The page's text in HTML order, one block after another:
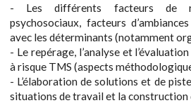
- Les différents facteurs de
psychosociaux, facteurs
avec les déterminants (notamment
- Le repérage, l’analyse et
à risque TMS (aspects
- L’élaboration de solutions et de
situations de travail et la construction